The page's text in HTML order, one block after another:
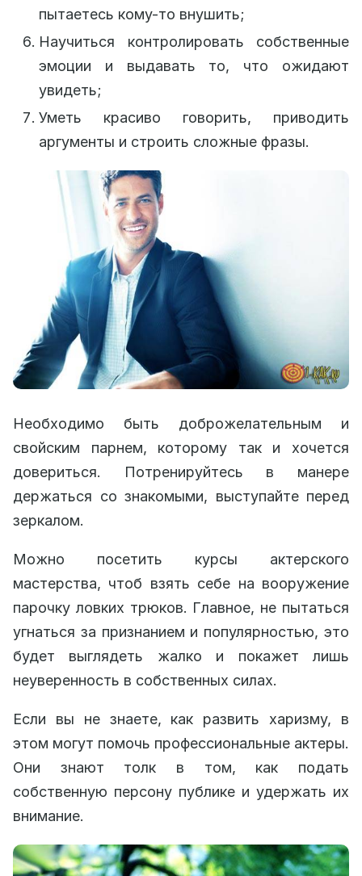
пытаетесь кому-то внушить;
Научиться контролировать собственные
эмоции и выдавать то, что ожидают
увидеть;
Уметь красиво говорить, приводить
аргументы и строить сложные фразы.
Необходимо быть доброжелательным и
свойским парнем, которому так и хочется
довериться. Потренируйтесь в манере
держаться со знакомыми, выступайте перед
зеркалом.
Можно посетить курсы актерского
мастерства, чтоб взять себе на вооружение
парочку ловких трюков. Главное, не пытаться
угнаться за признанием и популярностью, это
будет выглядеть жалко и покажет лишь
неуверенность в собственных силах.
Если вы не знаете, как развить харизму, в
этом могут помочь профессиональные актеры.
Они знают толк в том, как подать
собственную персону публике и удержать их
внимание.